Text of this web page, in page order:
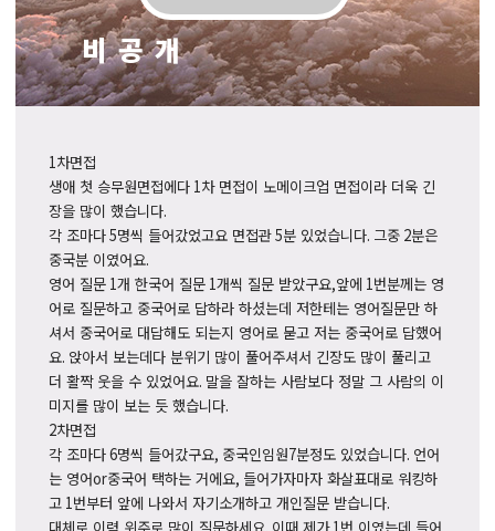
비공개
1차면접
생애 첫 승무원면접에다 1차 면접이 노메이크업 면접이라 더욱 긴
장을 많이 했습니다.
각 조마다5명씩 들어갔었고요 면접관5분 있었습니다. 그중 2분은
중국분 이였어요.
영어 질문 1개 한국어 질문 1개씩 질문 받았구요,앞에 1번분께는 영
어로 질문하고 중국어로 답하라 하셨는데 저한테는 영어질문만 하
셔서 중국어로 대답해도 되는지 영어로 묻고 저는 중국어로 답했어
요. 앉아서 보는데다 분위기 많이 풀어주셔서 긴장도 많이 풀리고
더 활짝 웃을 수 있었어요. 말을 잘하는 사람보다 정말 그 사람의 이
미지를 많이 보는 듯 했습니다.
2차면접
각 조마다6명씩 들어갔구요, 중국인임원7분정도 있었습니다. 언어
는 영어or중국어 택하는 거에요, 들어가자마자 화살표대로 워킹하
고 1번부터 앞에 나와서 자기소개하고 개인질문 받습니다.